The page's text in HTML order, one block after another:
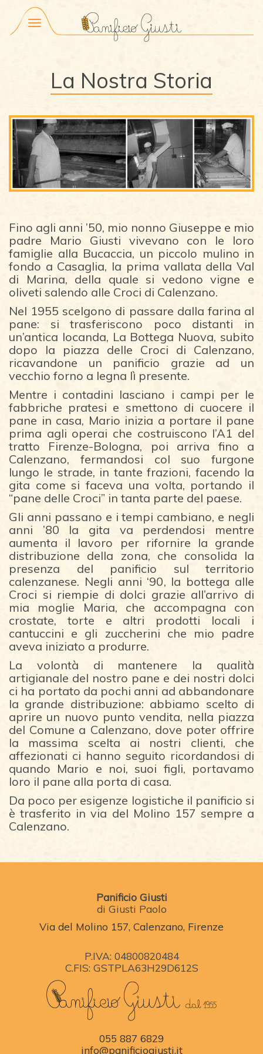
Menu
La Nostra Storia
Fino agli anni ’50, mio nonno Giuseppe e mio
padre Mario Giusti vivevano con le loro
famiglie alla Bucaccia, un piccolo mulino in
fondo a Casaglia, la prima vallata della Val
di Marina, della quale si vedono vigne e
oliveti salendo alle Croci di Calenzano.
Nel 1955 scelgono di passare dalla farina al
pane: si trasferiscono poco distanti in
un’antica locanda, La Bottega Nuova, subito
dopo la piazza delle Croci di Calenzano,
ricavandone un panificio grazie ad un
vecchio forno a legna lì presente.
Mentre i contadini lasciano i campi per le
fabbriche pratesi e smettono di cuocere il
pane in casa, Mario inizia a portare il pane
prima agli operai che costruiscono l’A1 del
tratto Firenze-Bologna, poi arriva fino a
Calenzano, fermandosi col suo furgone
lungo le strade, in tante frazioni, facendo la
gita come si faceva una volta, portando il
“pane delle Croci” in tanta parte del paese.
Gli anni passano e i tempi cambiano, e negli
anni ’80 la gita va perdendosi mentre
aumenta il lavoro per rifornire la grande
distribuzione della zona, che consolida la
presenza del panificio sul territorio
calenzanese. Negli anni ‘90, la bottega alle
Croci si riempie di dolci grazie all’arrivo di
mia moglie Maria, che accompagna con
crostate, torte e altri prodotti locali i
cantuccini e gli zuccherini che mio padre
aveva iniziato a produrre.
La volontà di mantenere la qualità
artigianale del nostro pane e dei nostri dolci
ci ha portato da pochi anni ad abbandonare
la grande distribuzione: abbiamo scelto di
aprire un nuovo punto vendita, nella piazza
del Comune a Calenzano, dove poter offrire
la massima scelta ai nostri clienti, che
affezionati ci hanno seguito ricordandosi di
quando Mario e noi, suoi figli, portavamo
loro il pane alla porta di casa.
Da poco per esigenze logistiche il panificio si
è trasferito in via del Molino 157 sempre a
Calenzano.
Panificio Giusti
di Giusti Paolo
Via del Molino 157, Calenzano, Firenze
P.IVA: 04800820484
C.FIS: GSTPLA63H29D612S
055 887 6829
info@panificiogiusti.it